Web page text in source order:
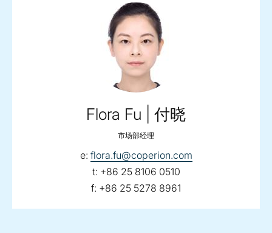
Flora Fu | 付晓
市场部经理
e: email:
flora.fu@coperion.com
t: telephone:
+86 25 8106 0510
f: fax:
+86 25 5278 8961